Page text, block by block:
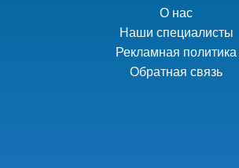
О нас
Наши специалисты
Рекламная политика
Обратная связь